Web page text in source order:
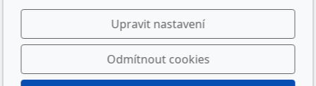
Plemenná kniha
ON-LINE
Sledujte nás
Upravit nastavení
Odmítnout cookies